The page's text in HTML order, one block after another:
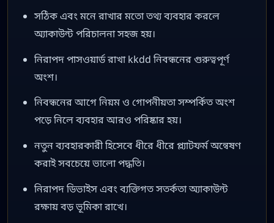
সঠিক এবং মনে রাখার মতো তথ্য ব্যবহার করলে
অ্যাকাউন্ট পরিচালনা সহজ হয়।
নিরাপদ পাসওয়ার্ড রাখা kkdd নিবন্ধনের গুরুত্বপূর্ণ
অংশ।
নিবন্ধনের আগে নিয়ম ও গোপনীয়তা সম্পর্কিত অংশ
পড়ে নিলে ব্যবহার আরও পরিষ্কার হয়।
নতুন ব্যবহারকারী হিসেবে ধীরে ধীরে প্ল্যাটফর্ম অন্বেষণ
করাই সবচেয়ে ভালো পদ্ধতি।
নিরাপদ ডিভাইস এবং ব্যক্তিগত সতর্কতা অ্যাকাউন্ট
রক্ষায় বড় ভূমিকা রাখে।